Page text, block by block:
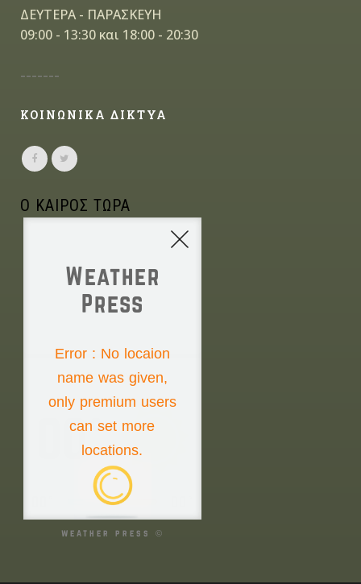
ΔΕΥΤΕΡΑ - ΠΑΡΑΣΚΕΥΗ
09:00 - 13:30 και 18:00 - 20:30
-------
ΚΟΙΝΩΝΙΚΑ ΔΙΚΤΥΑ
Ο ΚΑΙΡΟΣ ΤΩΡΑ
Weather
Press
Error : No locaion
name was given,
only premium users
can set more
locations.
Saturday the 8th
00°
weather press ©